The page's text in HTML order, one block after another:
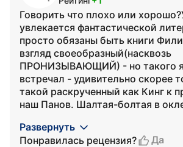
Говорить что плохо или
увлекается фантастической
просто обязаны быть книги
взгляд своеобразный(насквозь
ПРОНИЗЫВАЮЩИЙ) - но такого
встречал - удивительно скорее
такой раскрученный как Кинг к
наш Панов. Шалтая-болтая в
Развернуть
Понравилась рецензия?
Да